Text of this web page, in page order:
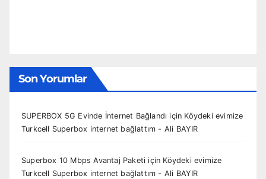
Son Yorumlar
SUPERBOX 5G Evinde İnternet Bağlandı için Köydeki evimize
Turkcell Superbox internet bağlattım - Ali BAYIR
Superbox 10 Mbps Avantaj Paketi için Köydeki evimize
Turkcell Superbox internet bağlattım - Ali BAYIR